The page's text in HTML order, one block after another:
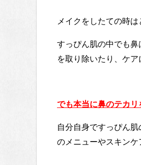
メイクをしたての時
すっぴん肌の中でも
を取り除いたり、ケア
でも本当に鼻のテカリ
自分自身ですっぴん
のメニューやスキンケ